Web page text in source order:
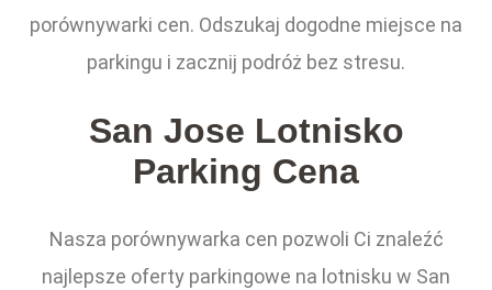
porównywarki cen. Odszukaj dogodne miejsce na
parkingu i zacznij podróż bez stresu.
San Jose Lotnisko
Parking Cena
Nasza porównywarka cen pozwoli Ci znaleźć
najlepsze oferty parkingowe na lotnisku w San